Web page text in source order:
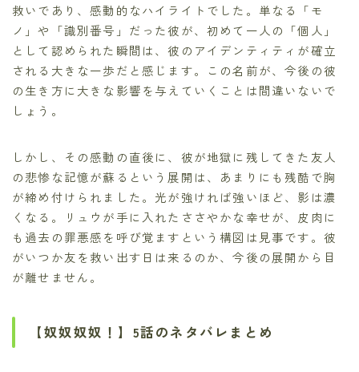
救いであり、感動的なハイライトでした。単なる「モ
ノ」や「識別番号」だった彼が、初めて一人の「個人」
として認められた瞬間は、彼のアイデンティティが確立
される大きな一歩だと感じます。この名前が、今後の彼
の生き方に大きな影響を与えていくことは間違いないで
しょう。
しかし、その感動の直後に、彼が地獄に残してきた友人
の悲惨な記憶が蘇るという展開は、あまりにも残酷で胸
が締め付けられました。光が強ければ強いほど、影は濃
くなる。リュウが手に入れたささやかな幸せが、皮肉に
も過去の罪悪感を呼び覚ますという構図は見事です。彼
がいつか友を救い出す日は来るのか、今後の展開から目
が離せません。
【奴奴奴奴！】5話のネタバレまとめ